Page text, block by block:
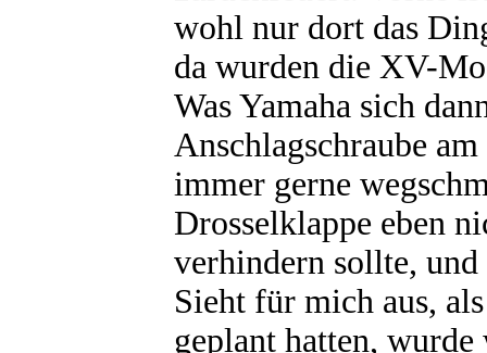
wohl nur dort das
da wurden die XV-
Was Yamaha sich
Anschlagschraube
immer gerne
Drosselklappe eben
verhindern sollte,
Sieht für mich aus,
geplant hatten,